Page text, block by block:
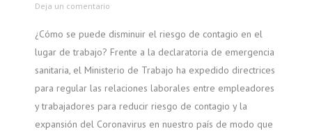
Deja un comentario
¿Cómo se puede disminuir el riesgo de contagio en el
lugar de trabajo? Frente a la declaratoria de emergencia
sanitaria, el Ministerio de Trabajo ha expedido directrices
para regular las relaciones laborales entre empleadores
y trabajadores para reducir riesgo de contagio y la
expansión del Coronavirus en nuestro país de modo que